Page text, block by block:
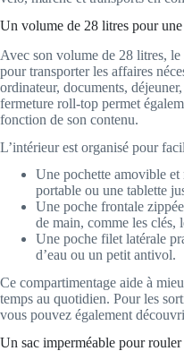
Un volume de 28 litres pour
Avec son volume de 28 litres,
pour transporter les affaires
ordinateur, documents,
fermeture roll-top permet
fonction de son contenu.
L’intérieur est organisé pour
Une pochette amovible
portable ou une tablette
Une poche frontale
de main, comme les clés,
Une poche filet latérale
d’eau ou un petit antivol.
Ce compartimentage aide à
temps au quotidien. Pour les
vous pouvez également
Un sac imperméable pour